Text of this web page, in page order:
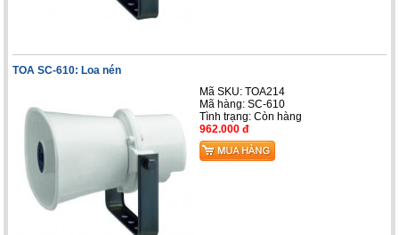
TOA SC-610: Loa nén
Mã SKU: TOA214
Mã hàng: SC-610
Tình trạng: Còn hàng
962.000 đ